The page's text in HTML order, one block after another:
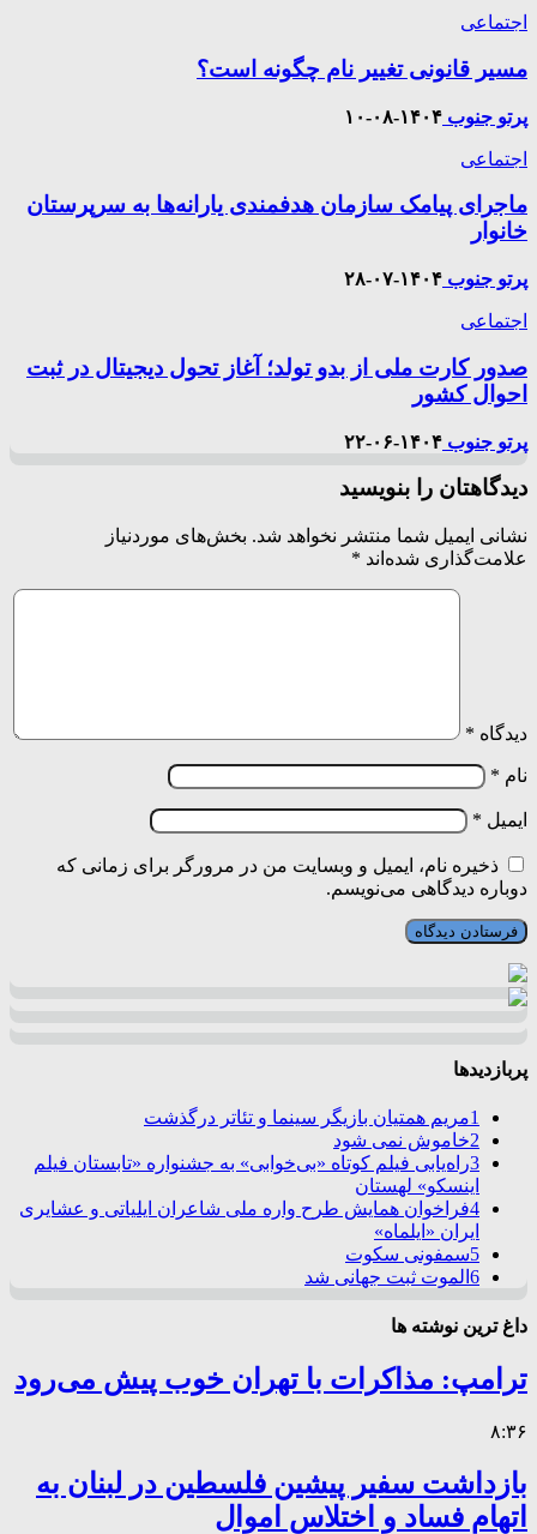
اجتماعی
مسیر قانونی تغییر نام چگونه است؟
پرتو جنوب ۱۴۰۴-۰۸-۱۰
اجتماعی
ماجرای پیامک‌ سازمان هدفمندی یارانه‌ها به سرپرستان
خانوار
پرتو جنوب ۱۴۰۴-۰۷-۲۸
اجتماعی
صدور کارت ملی از بدو تولد؛ آغاز تحول دیجیتال در ثبت
احوال کشور
پرتو جنوب ۱۴۰۴-۰۶-۲۲
دیدگاهتان را بنویسید
نشانی ایمیل شما منتشر نخواهد شد. بخش‌های موردنیاز
علامت‌گذاری شده‌اند *
دیدگاه *
نام *
ایمیل *
ذخیره نام، ایمیل و وبسایت من در مرورگر برای زمانی که
دوباره دیدگاهی می‌نویسم.
پربازدیدها
1مریم همتیان بازیگر سینما و تئاتر درگذشت
2خاموش نمی شود
3راه‌یابی فیلم کوتاه «بی‌خوابی» به جشنواره «تابستان فیلم
اینسکو» لهستان
4فراخوان همایش طرح واره ملی شاعران ایلیاتی و عشایری
ایران «ایلماه»
5سمفونی سکوت
6 الموت ثبت جهانی شد
داغ ترین نوشته ها
ترامپ: مذاکرات با تهران خوب پیش می‌رود
۸:۳۶
بازداشت سفیر پیشین فلسطین در لبنان به
اتهام فساد و اختلاس اموال